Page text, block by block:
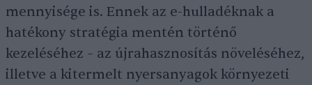
mennyisége is. Ennek az e-hulladéknak a
hatékony stratégia mentén történő
kezeléséhez – az újrahasznosítás növeléséhez,
illetve a kitermelt nyersanyagok környezeti